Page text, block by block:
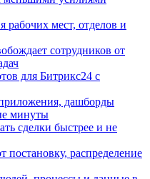
рабочих мест, отделов и
сотрудников от
для Битрикс24 с
дашборды
минуты
сделки быстрее и не
постановку, распределение